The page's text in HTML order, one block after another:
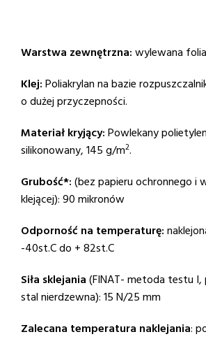
Warstwa zewnętrzna:wylewana
Klej:Poliakrylan na bazie
o dużej przyczepności.
Materiał kryjący:Powlekany
silikonowany, 145 g/m2.
Grubość*:(bez papieru ochronnego i
klejącej): 90 mikronów
Odporność na temperaturę:
-40st.C do + 82st.C
Siła sklejania(FINAT- metoda testu
stal nierdzewna): 15 N/25 mm
Zalecana temperatura naklejania: